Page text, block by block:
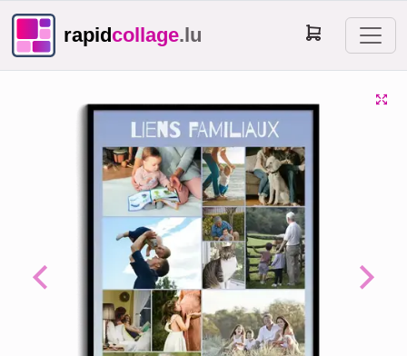
rapidcollage.lu
Previous Next